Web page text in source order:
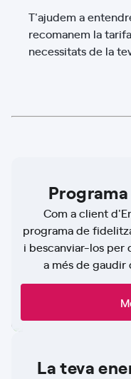
T'ajudem a
recomanem la
necessitats de la
Com a client
programa de
i bescanviar-los per
a més de gaudir
La teva